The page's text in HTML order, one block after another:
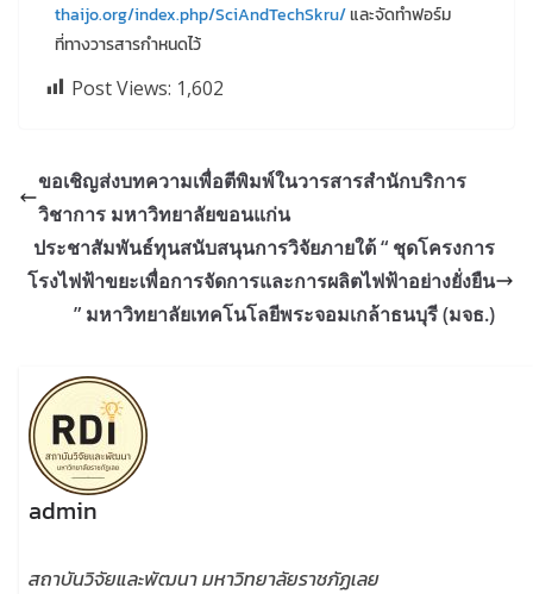
thaijo.org/index.php/SciAndTechSkru/และจัดทำฟอร์ม
ที่ทางวารสารกำหนดไว้
Post Views: 1,602
ขอเชิญส่งบทความเพื่อตีพิมพ์ในวารสารสำนักบริการ
วิชาการ มหาวิทยาลัยขอนแก่น
ประชาสัมพันธ์ทุนสนับสนุนการวิจัยภายใต้ “ ชุดโครงการ
โรงไฟฟ้าขยะเพื่อการจัดการและการผลิตไฟฟ้าอย่างยั่งยืน
” มหาวิทยาลัยเทคโนโลยีพระจอมเกล้าธนบุรี (มจธ.)
admin
สถาบันวิจัยและพัฒนา มหาวิทยาลัยราชภัฏเลย